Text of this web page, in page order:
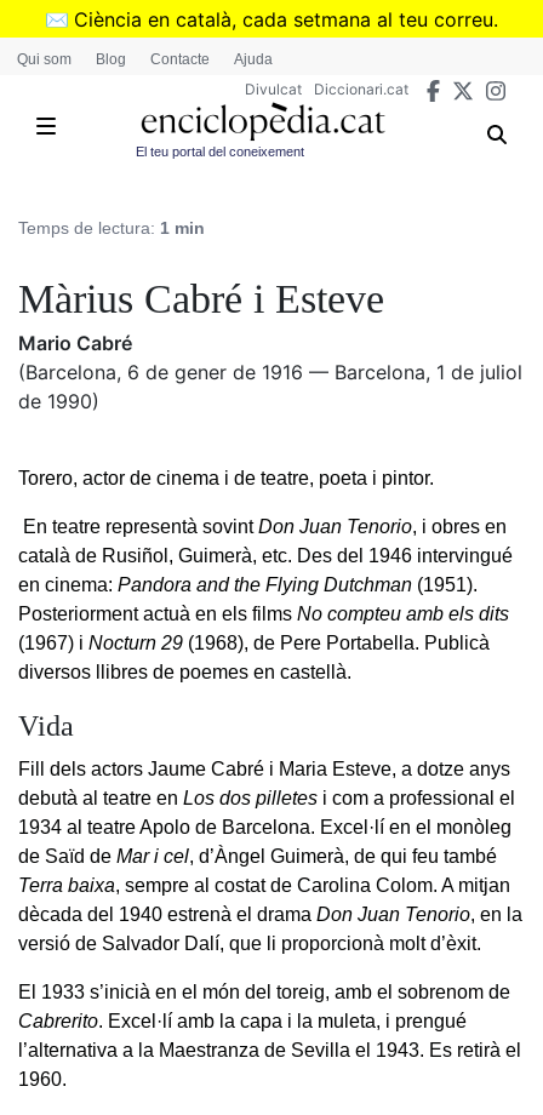
Vés
✉️ Ciència en català, cada setmana al teu correu.
➜Subscriu-te al butlletí de Divulcat
Qui som Blog Contacte Ajuda
Divulcat Diccionari.cat
El teu portal del coneixement
Temps de lectura: 1 min
Màrius Cabré i Esteve
Mario Cabré
(Barcelona, 6 de gener de 1916 — Barcelona, 1 de juliol
de 1990)
Torero, actor de cinema i de teatre, poeta i pintor.
En teatre representà sovintDon Juan Tenorio, i obres en
català de Rusiñol, Guimerà, etc. Des del 1946 intervingué
en cinema: Pandora and the Flying Dutchman (1951).
Posteriorment actuà en els films No compteu amb els dits
(1967) i Nocturn 29 (1968), de Pere Portabella. Publicà
diversos llibres de poemes en castellà.
Vida
Fill dels actors Jaume Cabré i Maria Esteve, a dotze anys
debutà al teatre en Los dos pilletes i com a professional el
1934 al teatre Apolo de Barcelona. Excel·lí en el monòleg
de Saïd de Mar i cel, d’Àngel Guimerà, de qui feu també
Terra baixa, sempre al costat de Carolina Colom. A mitjan
dècada del 1940 estrenà el drama Don Juan Tenorio, en la
versió de Salvador Dalí, que li proporcionà molt d’èxit.
El 1933 s’inicià en el món del toreig, amb el sobrenom de
Cabrerito. Excel·lí amb la capa i la muleta, i prengué
l’alternativa a la Maestranza de Sevilla el 1943. Es retirà el
1960.